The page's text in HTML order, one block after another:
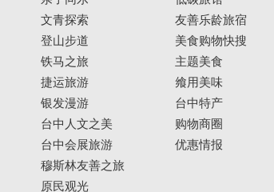
文青探索
登山步道
铁马之旅
捷运旅游
银发漫游
台中人文之美
台中会展旅游
穆斯林友善之旅
原民观光
友善乐龄旅宿
美食购物快搜
主题美食
飨用美味
台中特产
购物商圈
优惠情报